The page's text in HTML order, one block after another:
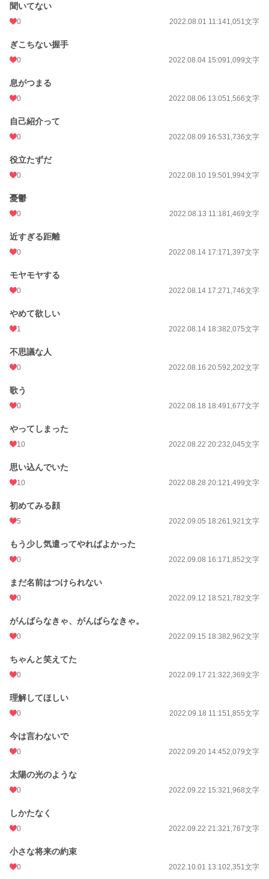
聞いてない
0 2022.08.01 11:141,051文字
ぎこちない握手
0 2022.08.04 15:091,099文字
息がつまる
0 2022.08.06 13:051,566文字
自己紹介って
0 2022.08.09 16:531,736文字
役立たずだ
0 2022.08.10 19:501,994文字
憂鬱
0 2022.08.13 11:181,469文字
近すぎる距離
0 2022.08.14 17:171,397文字
モヤモヤする
0 2022.08.14 17:271,746文字
やめて欲しい
1 2022.08.14 18:382,075文字
不思議な人
0 2022.08.16 20:592,202文字
歌う
0 2022.08.18 18:491,677文字
やってしまった
10 2022.08.22 20:232,045文字
思い込んでいた
10 2022.08.28 20:121,499文字
初めてみる顔
5 2022.09.05 18:261,921文字
もう少し気遣ってやればよかった
0 2022.09.08 16:171,852文字
まだ名前はつけられない
0 2022.09.12 18:521,782文字
がんばらなきゃ、がんばらなきゃ。
0 2022.09.15 18:382,962文字
ちゃんと笑えてた
0 2022.09.17 21:322,369文字
理解してほしい
0 2022.09.18 11:151,855文字
今は言わないで
0 2022.09.20 14:452,079文字
太陽の光のような
0 2022.09.22 15:321,968文字
しかたなく
0 2022.09.22 21:321,767文字
小さな将来の約束
0 2022.10.01 13:102,351文字